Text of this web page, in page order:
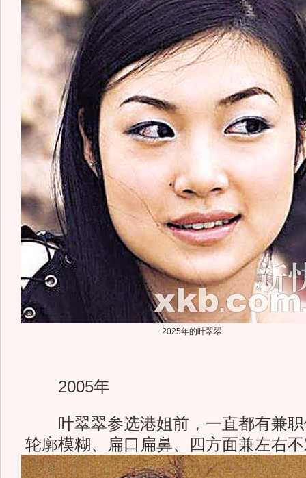
2025年的叶翠翠
2005年
叶翠翠参选港姐前，一直都有兼职
轮廓模糊、扁口扁鼻、四方面兼左右